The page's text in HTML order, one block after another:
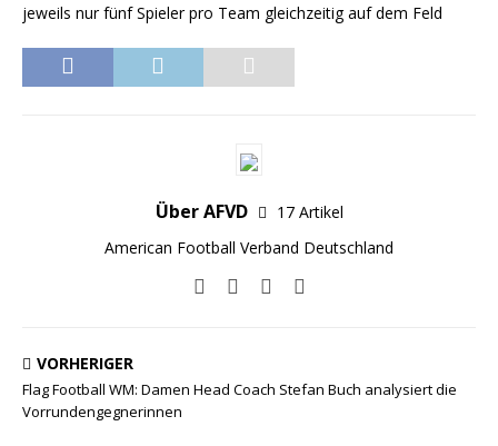
jeweils nur fünf Spieler pro Team gleichzeitig auf dem Feld
Über AFVD
17 Artikel
American Football Verband Deutschland
VORHERIGER
Flag Football WM: Damen Head Coach Stefan Buch analysiert die
Vorrundengegnerinnen